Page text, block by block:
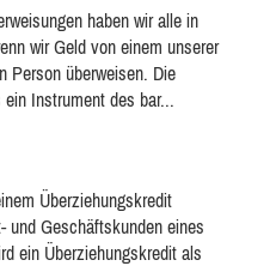
haben wir alle in
wir Geld von einem unserer
Person überweisen. Die
Instrument des bar...
Überziehungskredit
und Geschäftskunden eines
ein Überziehungskredit als